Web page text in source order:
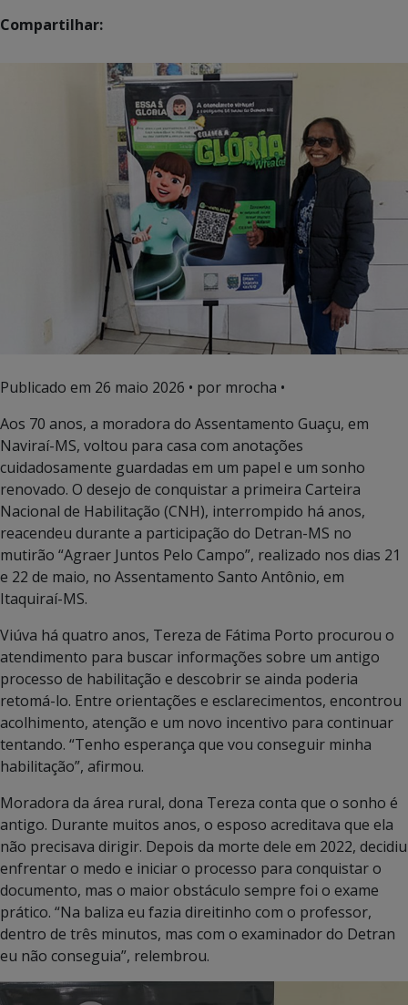
Compartilhar:
Publicado em 26 maio 2026 • por mrocha •
Aos 70 anos, a moradora do Assentamento Guaçu, em
Naviraí-MS, voltou para casa com anotações
cuidadosamente guardadas em um papel e um sonho
renovado. O desejo de conquistar a primeira Carteira
Nacional de Habilitação (CNH), interrompido há anos,
reacendeu durante a participação do Detran-MS no
mutirão “Agraer Juntos Pelo Campo”, realizado nos dias 21
e 22 de maio, no Assentamento Santo Antônio, em
Itaquiraí-MS.
Viúva há quatro anos, Tereza de Fátima Porto procurou o
atendimento para buscar informações sobre um antigo
processo de habilitação e descobrir se ainda poderia
retomá-lo. Entre orientações e esclarecimentos, encontrou
acolhimento, atenção e um novo incentivo para continuar
tentando. “Tenho esperança que vou conseguir minha
habilitação”, afirmou.
Moradora da área rural, dona Tereza conta que o sonho é
antigo. Durante muitos anos, o esposo acreditava que ela
não precisava dirigir. Depois da morte dele em 2022, decidiu
enfrentar o medo e iniciar o processo para conquistar o
documento, mas o maior obstáculo sempre foi o exame
prático. “Na baliza eu fazia direitinho com o professor,
dentro de três minutos, mas com o examinador do Detran
eu não conseguia”, relembrou.